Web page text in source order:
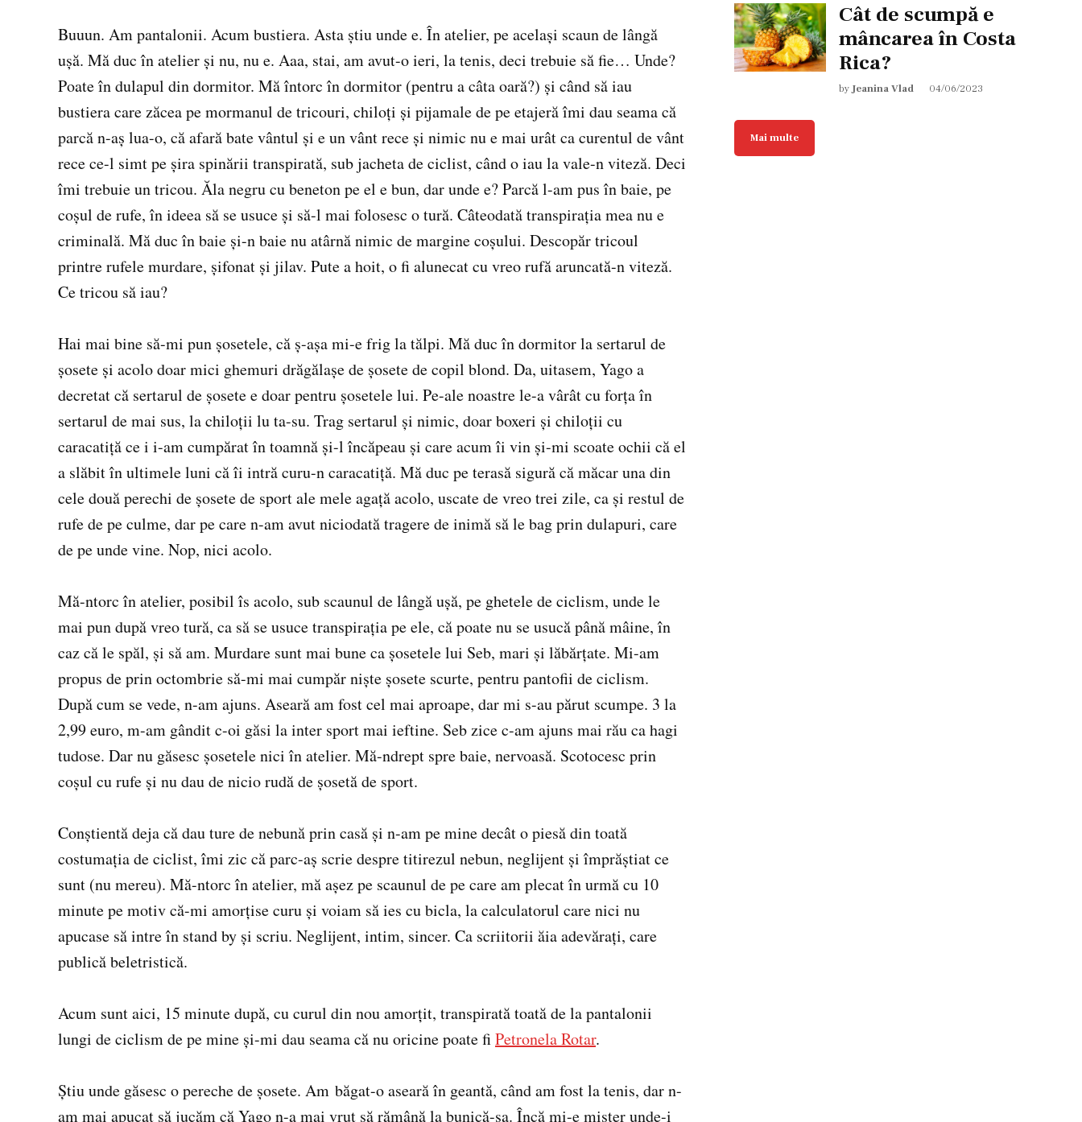
Buuun. Am pantalonii. Acum bustiera. Asta știu unde e. În atelier, pe același scaun de lângă
ușă. Mă duc în atelier și nu, nu e. Aaa, stai, am avut-o ieri, la tenis, deci trebuie să fie… Unde?
Poate în dulapul din dormitor. Mă întorc în dormitor (pentru a câta oară?) și când să iau
bustiera care zăcea pe mormanul de tricouri, chiloți și pijamale de pe etajeră îmi dau seama că
parcă n-aș lua-o, că afară bate vântul și e un vânt rece și nimic nu e mai urât ca curentul de vânt
rece ce-l simt pe șira spinării transpirată, sub jacheta de ciclist, când o iau la vale-n viteză. Deci
îmi trebuie un tricou. Ăla negru cu beneton pe el e bun, dar unde e? Parcă l-am pus în baie, pe
coșul de rufe, în ideea să se usuce și să-l mai folosesc o tură. Câteodată transpirația mea nu e
criminală. Mă duc în baie și-n baie nu atârnă nimic de margine coșului. Descopăr tricoul
printre rufele murdare, șifonat și jilav. Pute a hoit, o fi alunecat cu vreo rufă aruncată-n viteză.
Ce tricou să iau?
Hai mai bine să-mi pun șosetele, că ș-așa mi-e frig la tălpi. Mă duc în dormitor la sertarul de
șosete și acolo doar mici ghemuri drăgălașe de șosete de copil blond. Da, uitasem, Yago a
decretat că sertarul de șosete e doar pentru șosetele lui. Pe-ale noastre le-a vârât cu forța în
sertarul de mai sus, la chiloții lu ta-su. Trag sertarul și nimic, doar boxeri și chiloții cu
caracatiță ce i i-am cumpărat în toamnă și-l încăpeau și care acum îi vin și-mi scoate ochii că el
a slăbit în ultimele luni că îi intră curu-n caracatiță. Mă duc pe terasă sigură că măcar una din
cele două perechi de șosete de sport ale mele agață acolo, uscate de vreo trei zile, ca și restul de
rufe de pe culme, dar pe care n-am avut niciodată tragere de inimă să le bag prin dulapuri, care
de pe unde vine. Nop, nici acolo.
Mă-ntorc în atelier, posibil îs acolo, sub scaunul de lângă ușă, pe ghetele de ciclism, unde le
mai pun după vreo tură, ca să se usuce transpirația pe ele, că poate nu se usucă până mâine, în
caz că le spăl, și să am. Murdare sunt mai bune ca șosetele lui Seb, mari și lăbărțate. Mi-am
propus de prin octombrie să-mi mai cumpăr niște șosete scurte, pentru pantofii de ciclism.
După cum se vede, n-am ajuns. Aseară am fost cel mai aproape, dar mi s-au părut scumpe. 3 la
2,99 euro, m-am gândit c-oi găsi la inter sport mai ieftine. Seb zice c-am ajuns mai rău ca hagi
tudose. Dar nu găsesc șosetele nici în atelier. Mă-ndrept spre baie, nervoasă. Scotocesc prin
coșul cu rufe și nu dau de nicio rudă de șosetă de sport.
Conștientă deja că dau ture de nebună prin casă și n-am pe mine decât o piesă din toată
costumația de ciclist, îmi zic că parc-aș scrie despre titirezul nebun, neglijent și împrăștiat ce
sunt (nu mereu). Mă-ntorc în atelier, mă așez pe scaunul de pe care am plecat în urmă cu 10
minute pe motiv că-mi amorțise curu și voiam să ies cu bicla, la calculatorul care nici nu
apucase să intre în stand by și scriu. Neglijent, intim, sincer. Ca scriitorii ăia adevărați, care
publică beletristică.
Acum sunt aici, 15 minute după, cu curul din nou amorțit, transpirată toată de la pantalonii
lungi de ciclism de pe mine și-mi dau seama că nu oricine poate fiPetronela Rotar.
Știu unde găsesc o pereche de șosete. Am băgat-o aseară în geantă, când am fost la tenis, dar n-
am mai apucat să jucăm că Yago n-a mai vrut să rămână la bunică-sa. Încă mi-e mister unde-i
Cât de scumpă e
mâncarea în Costa
Rica?
by Jeanina Vlad 04/06/2023
Mai multe